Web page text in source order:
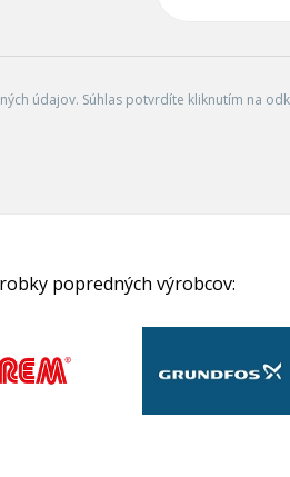
údajov. Súhlas potvrdíte kliknutím na
popredných výrobcov: